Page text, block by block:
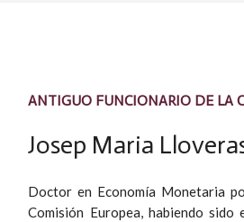
ANTIGUO FUNCIONARIO DE LA
Josep Maria
Doctor en Economía Monetaria
Comisión Europea, habiendo